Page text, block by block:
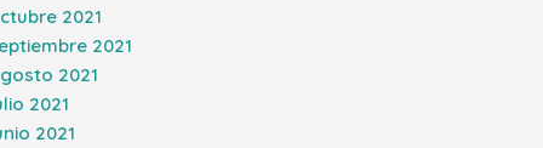
2021
2021
2021
2021
2021